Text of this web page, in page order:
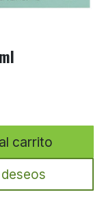
carrito